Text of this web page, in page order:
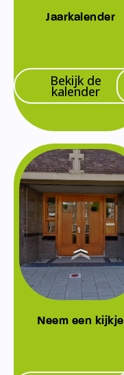
Jaarkalender
Bekijk de
kalender
Neem een kijkje